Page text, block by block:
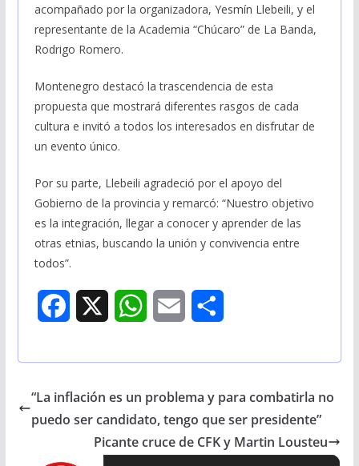
acompañado por la organizadora, Yesmín Llebeili, y el
representante de la Academia “Chúcaro” de La Banda,
Rodrigo Romero.
Montenegro destacó la trascendencia de esta
propuesta que mostrará diferentes rasgos de cada
cultura e invitó a todos los interesados en disfrutar de
un evento único.
Por su parte, Llebeili agradeció por el apoyo del
Gobierno de la provincia y remarcó: “Nuestro objetivo
es la integración, llegar a conocer y aprender de las
otras etnias, buscando la unión y convivencia entre
todos”.
e
W
t
i
l
r
“La inflación es un problema y para combatirla no
puedo ser candidato, tengo que ser presidente”
Picante cruce de CFK y Martin Lousteu